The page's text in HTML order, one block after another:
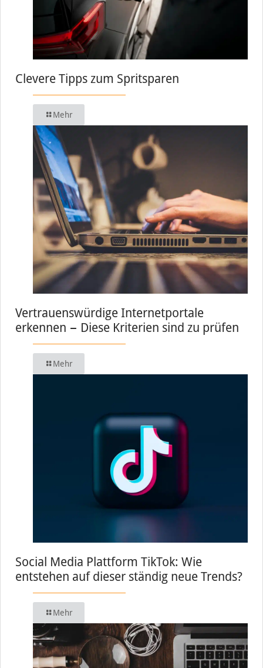
Clevere Tipps zum Spritsparen
Mehr
Vertrauenswürdige Internetportale
erkennen − Diese Kriterien sind zu prüfen
Mehr
Social Media Plattform TikTok: Wie
entstehen auf dieser ständig neue Trends?
Mehr